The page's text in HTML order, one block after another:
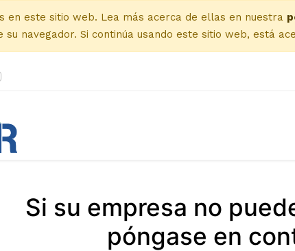
en este sitio web. Lea más acerca de ellas en nuestra
su navegador. Si continúa usando este sitio web, está
Si su empresa no
póngase en